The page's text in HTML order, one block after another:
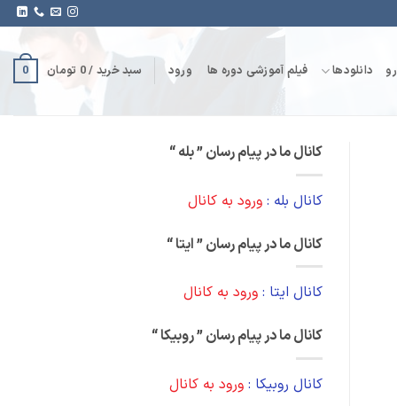
دانلودها فیلم آموزشی دوره ها ورود سبد خرید /0 تومان 0
کانال ما در پیام رسان ” بله “
کانال بله :ورود به کانال
کانال ما در پیام رسان ” ایتا “
کانال ایتا :ورود به کانال
کانال ما در پیام رسان ” روبیکا “
کانال روبیکا :ورود به کانال